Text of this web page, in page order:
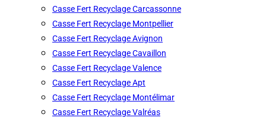
Casse Fert Recyclage Carcassonne
Casse Fert Recyclage Montpellier
Casse Fert Recyclage Avignon
Casse Fert Recyclage Cavaillon
Casse Fert Recyclage Valence
Casse Fert Recyclage Apt
Casse Fert Recyclage Montélimar
Casse Fert Recyclage Valréas